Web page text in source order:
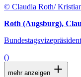
© Claudia Roth/
Roth (Augsburg),
()
mehr anzeigen